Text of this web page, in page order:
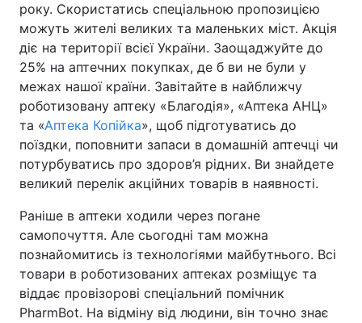
Україна Політика
Економіка
Спорт Наука
Техно і зв'язок Лайт
Зброя Інциденти
Цікавинки Погода
Екологія Регіони
Лонгріди
року. Скористатись спеціальною пропозицією
можуть жителі великих та маленьких міст. Акція
діє на території всієї України. Заощаджуйте до
25% на аптечних покупках, де б ви не були у
межах нашої країни. Завітайте в найближчу
роботизовану аптеку «Благодія», «Аптека АНЦ»
та «Аптека Копійка», щоб підготуватись до
поїздки, поповнити запаси в домашній аптечці чи
потурбуватись про здоров’я рідних. Ви знайдете
великий перелік акційних товарів в наявності.
Раніше в аптеки ходили через погане
самопочуття. Але сьогодні там можна
познайомитись із технологіями майбутнього. Всі
товари в роботизованих аптеках розміщує та
віддає провізорові спеціальний помічник
PharmBot. На відміну від людини, він точно знає